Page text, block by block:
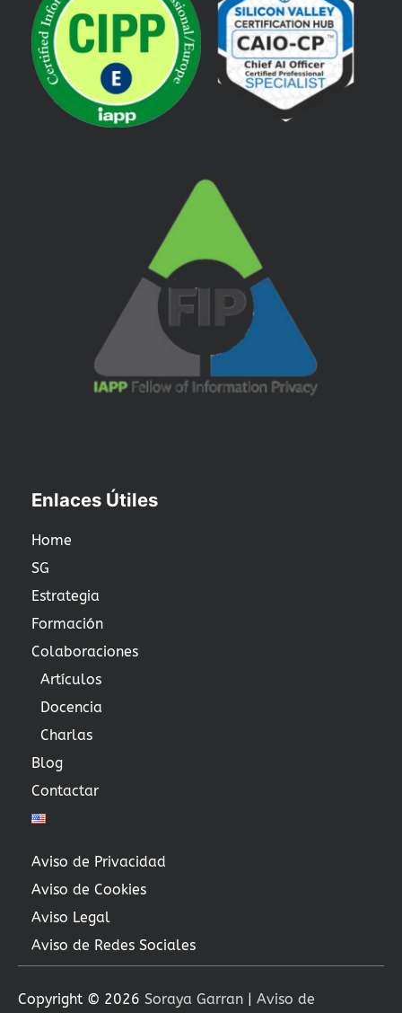
Enlaces Útiles
Home
SG
Estrategia
Formación
Colaboraciones
Artículos
Docencia
Charlas
Blog
Contactar
Aviso de Privacidad
Aviso de Cookies
Aviso Legal
Aviso de Redes Sociales
Copyright © 2026 Soraya Garran | Aviso de